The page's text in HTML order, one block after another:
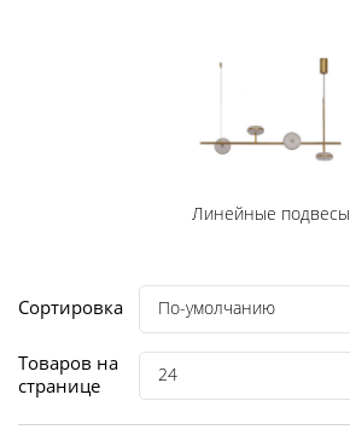
Линейные подвесы
Сортировка По-умолчанию
Товаров на
странице
24